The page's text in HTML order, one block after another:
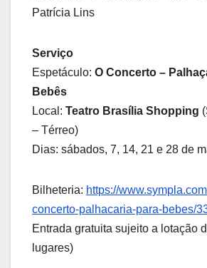
Patrícia Lins
Serviço
Espetáculo: O Concerto –
Bebês
Local: Teatro Brasília Shopping
– Térreo)
Dias: sábados, 7, 14, 21 e 28 de
Bilheteria: https://
concerto-palhacaria-para-bebes/
Entrada gratuita sujeito a lotação
lugares)